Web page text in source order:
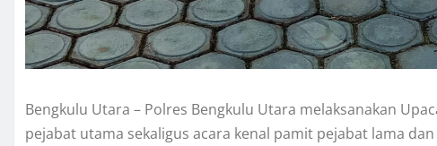
Bengkulu Utara – Polres Bengkulu Utara melaksanakan
pejabat utama sekaligus acara kenal pamit pejabat lama